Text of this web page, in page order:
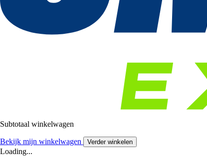
Subtotaal winkelwagen
Bekijk mijn winkelwagen Verder winkelen
Loading...